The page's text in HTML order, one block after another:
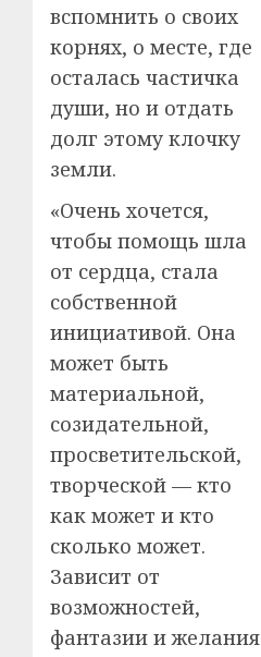
вспомнить о своих
корнях, о месте, где
осталась частичка
души, но и отдать
долг этому клочку
земли.
«Очень хочется,
чтобы помощь шла
от сердца, стала
собственной
инициативой. Она
может быть
материальной,
созидательной,
просветительской,
творческой — кто
как может и кто
сколько может.
Зависит от
возможностей,
фантазии и желания